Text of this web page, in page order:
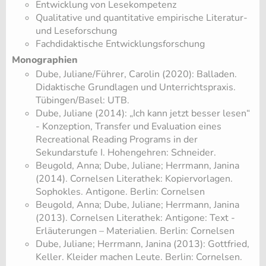
Entwicklung von Lesekompetenz
Qualitative und quantitative empirische Literatur-
und Leseforschung
Fachdidaktische Entwicklungsforschung
Monographien
Dube, Juliane/Führer, Carolin (2020): Balladen.
Didaktische Grundlagen und Unterrichtspraxis.
Tübingen/Basel: UTB.
Dube, Juliane (2014): „Ich kann jetzt besser lesen“
- Konzeption, Transfer und Evaluation eines
Recreational Reading Programs in der
Sekundarstufe I. Hohengehren: Schneider.
Beugold, Anna; Dube, Juliane; Herrmann, Janina
(2014). Cornelsen Literathek: Kopiervorlagen.
Sophokles. Antigone. Berlin: Cornelsen
Beugold, Anna; Dube, Juliane; Herrmann, Janina
(2013). Cornelsen Literathek: Antigone: Text -
Erläuterungen – Materialien. Berlin: Cornelsen
Dube, Juliane; Herrmann, Janina (2013): Gottfried,
Keller. Kleider machen Leute. Berlin: Cornelsen.